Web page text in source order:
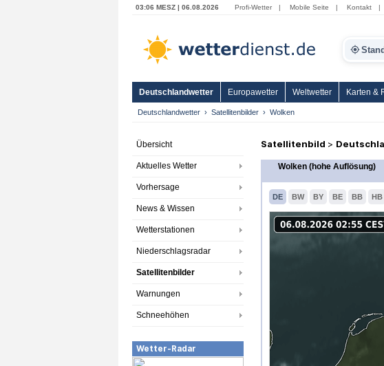
03:06 MESZ | 06.08.2026 Profi-Wetter | Mobile Seite | Kontakt |
Deutschlandwetter Europawetter Weltwetter Karten &
Deutschlandwetter Satellitenbilder Wolken
Übersicht
Aktuelles Wetter
Vorhersage
News & Wissen
Wetterstationen
Niederschlagsradar
Satellitenbilder
Warnungen
Schneehöhen
Wetter-Radar
Satellitenbild >
Wolken (hohe Auflösung)
DE BW BY BE BB HB